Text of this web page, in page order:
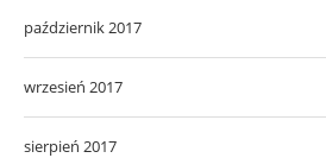
październik 2017
wrzesień 2017
sierpień 2017